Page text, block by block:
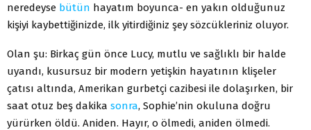
neredeyse bütün hayatım boyunca- en yakın olduğunuz
kişiyi kaybettiğinizde, ilk yitirdiğiniz şey sözcükleriniz oluyor.
Olan şu: Birkaç gün önce Lucy, mutlu ve sağlıklı bir halde
uyandı, kusursuz bir modern yetişkin hayatının klişeler
çatısı altında, Amerikan gurbetçi cazibesi ile dolaşırken, bir
saat otuz beş dakika sonra, Sophie’nin okuluna doğru
yürürken öldü. Aniden. Hayır, o ölmedi, aniden ölmedi.